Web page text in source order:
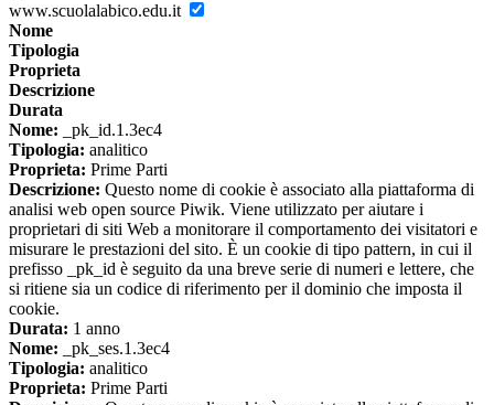
www.scuolalabico.edu.it
Nome
Tipologia
Proprieta
Descrizione
Durata
Nome: _pk_id.1.3ec4
Tipologia: analitico
Proprieta: Prime Parti
Descrizione: Questo nome di cookie è associato alla piattaforma di
analisi web open source Piwik. Viene utilizzato per aiutare i
proprietari di siti Web a monitorare il comportamento dei visitatori e
misurare le prestazioni del sito. È un cookie di tipo pattern, in cui il
prefisso _pk_id è seguito da una breve serie di numeri e lettere, che
si ritiene sia un codice di riferimento per il dominio che imposta il
cookie.
Durata: 1 anno
Nome: _pk_ses.1.3ec4
Tipologia: analitico
Proprieta: Prime Parti